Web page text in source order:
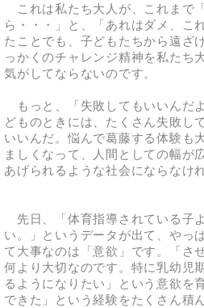
これは私たち大人が、これまで
ら・・・」と、「あれはダメ、こ
たことでも、子どもたちから遠ざ
っかくのチャレンジ精神を私たち
気がしてならないのです。
もっと、「失敗してもいいんだ
どものときには、たくさん失敗し
いいんだ。悩んで葛藤する体験も
ましくなって、人間としての幅が
あげられるような社会にならなけ
先日、「体育指導されている子
い。」というデータが出て、やっ
て大事なのは「意欲」です。「さ
何より大切なのです。特に乳幼児
るようになりたい」という意欲を
できた」という経験をたくさん積